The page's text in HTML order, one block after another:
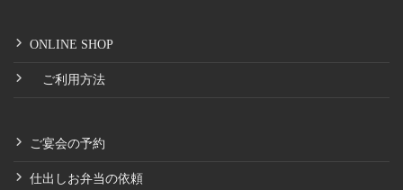
ONLINE SHOP
ご利用方法
ご宴会の予約
仕出しお弁当の依頼